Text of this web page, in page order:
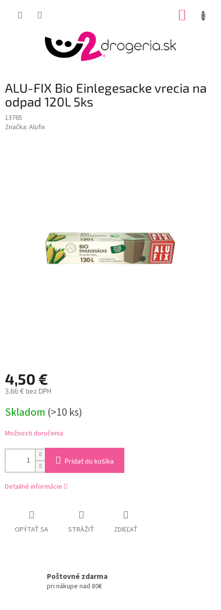
ALU-FIX Bio Einlegesacke vrecia na
odpad 120L 5ks
13765
Značka: Alufix
4,50 €
3,66 € bez DPH
cena:
Skladom (>10 ks)
Možnosti doručenia
Pridať do košíka
Detailné informácie
OPÝTAŤ SA STRÁŽIŤ ZDIEĽAŤ
Poštovné zdarma
pri nákupe nad 80€